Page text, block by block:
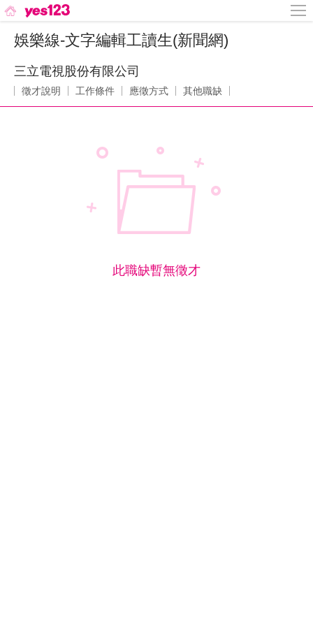
娛樂線-文字編輯工讀生(新聞網)
三立電視股份有限公司
徵才說明 工作條件 應徵方式 其他職缺
此職缺暫無徵才